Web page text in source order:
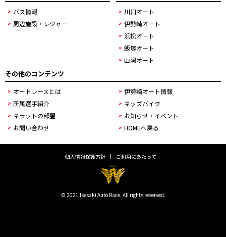
バス情報
周辺施設・レジャー
川口オート
伊勢崎オート
浜松オート
飯塚オート
山陽オート
その他のコンテンツ
オートレースとは
伊勢崎オート情報
所属選手紹介
キッズバイク
キラットの部屋
お知らせ・イベント
お問い合わせ
HOMEへ戻る
個人情報保護方針 ご利用にあたって
© 2021 Isesaki Auto Race. All rights reserved.